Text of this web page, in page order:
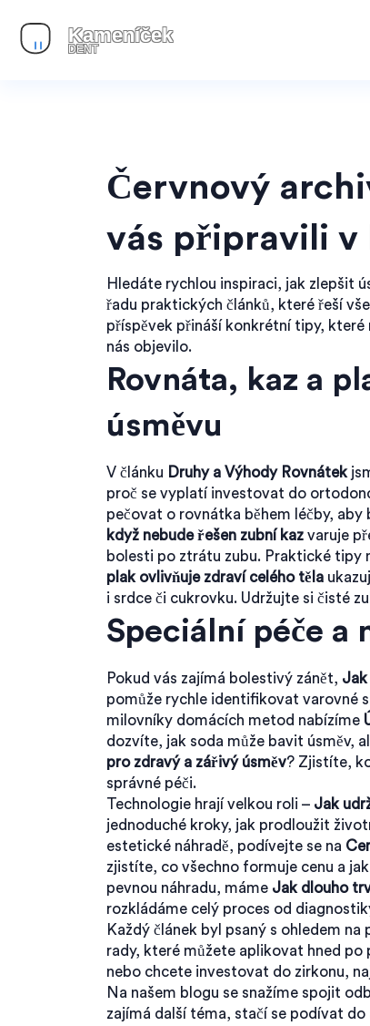
Červnový
vás připravili v
Hledáte rychlou inspiraci, jak zlepšit
řadu praktických článků, které řeší
příspěvek přináší konkrétní tipy,
nás objevilo.
Rovnáta, kaz a
úsměvu
V článku Druhy a Výhody Rovnátek
proč se vyplatí investovat do
pečovat o rovnátka během léčby,
když nebude řešen zubní kaz varuje
bolesti po ztrátu zubu. Praktické tipy
plak ovlivňuje zdraví celého těla
i srdce či cukrovku. Udržujte si čisté
Speciální péče
Pokud vás zajímá bolestivý zánět, Jak
pomůže rychle identifikovat varovné
milovníky domácích metod nabízíme
dozvíte, jak soda může bavit úsměv,
pro zdravý a zářivý úsměv? Zjistíte,
správné péči.
Technologie hrají velkou roli – Jak
jednoduché kroky, jak prodloužit
estetické náhradě, podívejte se na
zjistíte, co všechno formuje cenu a
pevnou náhradu, máme Jak dlouho
rozkládáme celý proces od
Každý článek byl psaný s ohledem
rady, které můžete aplikovat hned
nebo chcete investovat do zirkonu,
Na našem blogu se snažíme spojit
zajímá další téma, stačí se podívat